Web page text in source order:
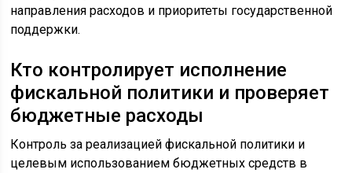
направления расходов и приоритеты государственной
поддержки.
Кто контролирует исполнение
фискальной политики и проверяет
бюджетные расходы
Контроль за реализацией фискальной политики и
целевым использованием бюджетных средств в